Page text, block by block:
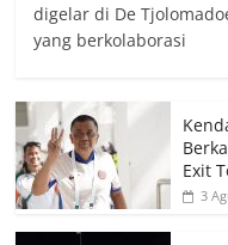
digelar di De
yang berkolaborasi
Exit
3